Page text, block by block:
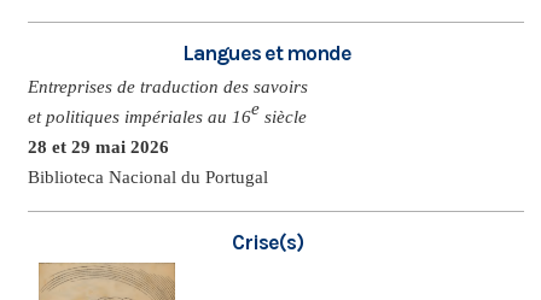
Langues et monde
Entreprises de traduction des savoirs
et politiques impériales au 16e siècle
28 et 29 mai 2026
Biblioteca Nacional du Portugal
Crise(s)